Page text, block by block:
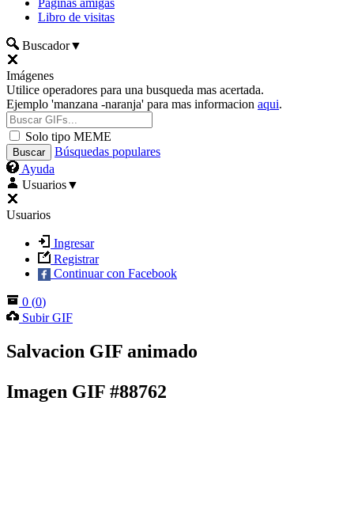
Páginas amigas
Libro de visitas
Buscador▼
Imágenes
Utilice operadores para una busqueda mas acertada.
Ejemplo 'manzana -naranja' para mas informacion aqui.
Solo tipo MEME
Búsquedas populares
Ayuda
Usuarios▼
Usuarios
Ingresar
Registrar
Continuar con Facebook
0 (0)
Subir GIF
Salvacion GIF animado
Imagen GIF #88762